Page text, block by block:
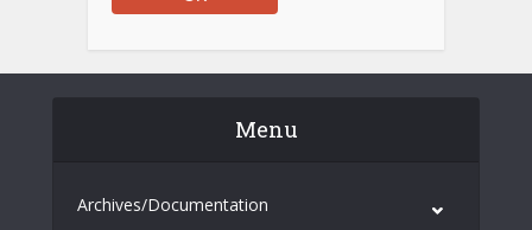
Menu
Archives/Documentation